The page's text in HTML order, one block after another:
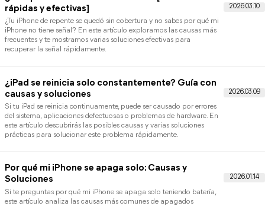
que debes hacer
Cuando el iPhone se queda en la manzana, es señal de que el
sistema no ha podido arrancar correctamente, lo que puede
deberse a errores de software o fallos durante una actualización.
dispositivo.
Qué hacer cuando el iPhone no termina de
actualizar [Resuelto]
actualizar, es normal sentir frustración al ver que el proceso se
queda bloqueado. Afortunadamente, existen varias soluciones
prácticas que pueden ayudarte a resolver este problema de
rápida y segura. En este artículo, descubrirás diferentes métodos